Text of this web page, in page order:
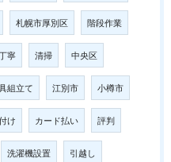
札幌市厚別区 階段作業
寧 清掃 中央区
組立て 江別市 小樽市
け カード払い 評判
洗濯機設置 引越し